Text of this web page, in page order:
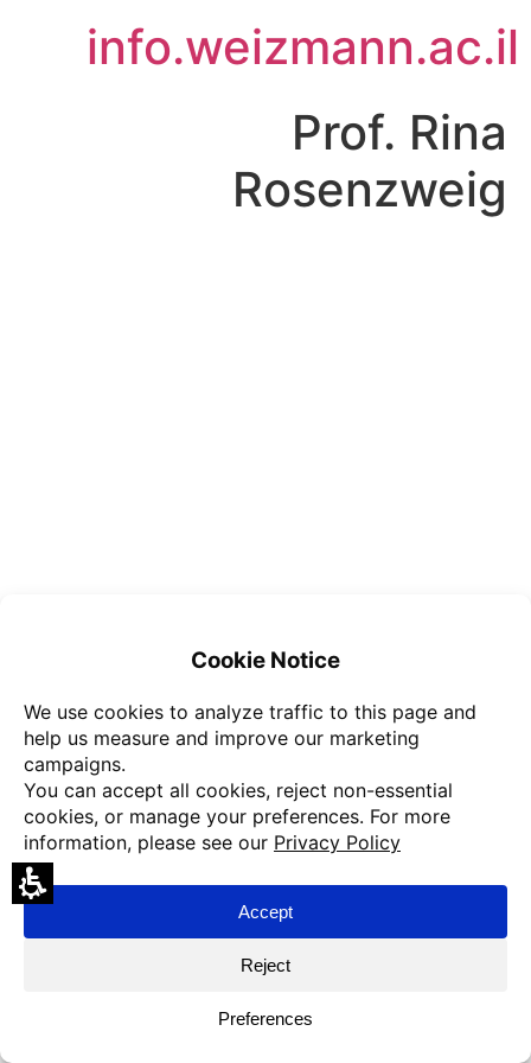
לתוכןinfo.weizmann.ac.il
Prof. Rina
Rosenzweig